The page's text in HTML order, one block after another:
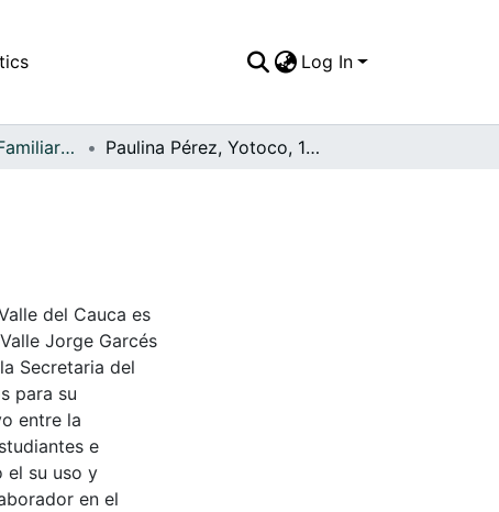
Log In
APFFVC - Fotos Familiares - Patrimonial Paulina Pérez, Yotoco, 1918
del Cauca es
Jorge Garcés
Secretaria del
para su
entre la
e
el su uso y
en el